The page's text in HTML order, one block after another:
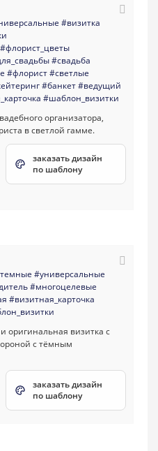
#визитка
#флорист_цветы
#свадьба
#флорист#светлые
#банкет#ведущий
#шаблон_визитки
заказать дизайн
по шаблону
#универсальные
#многоцелевые
#визитная_карточка
заказать дизайн
по шаблону